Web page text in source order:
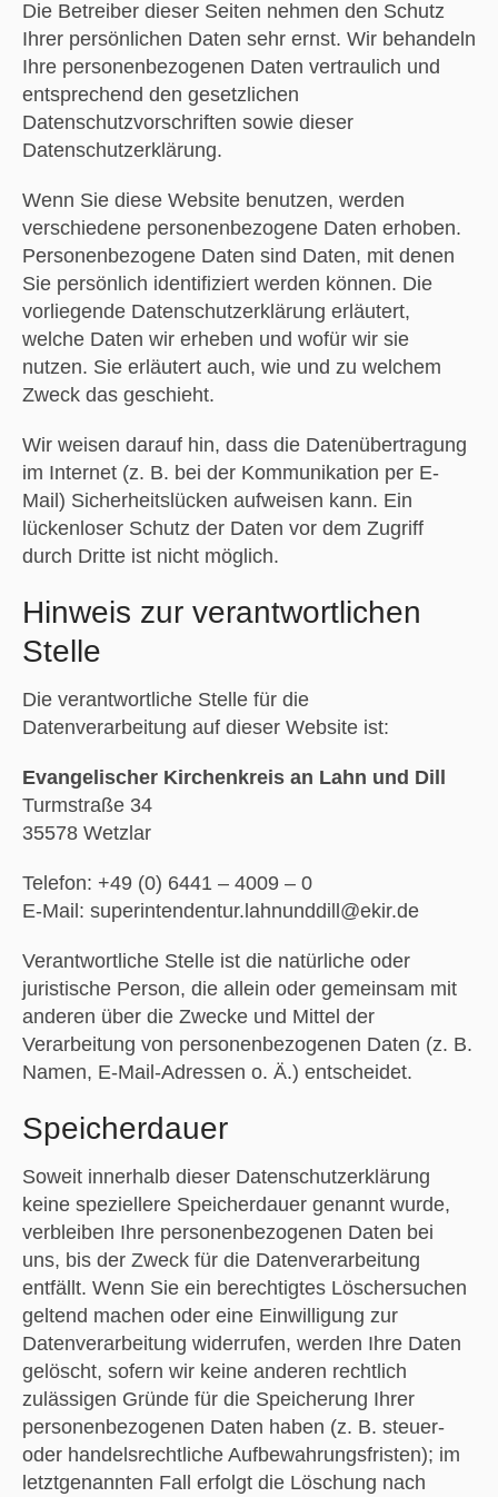
Die Betreiber dieser Seiten nehmen den Schutz
Ihrer persönlichen Daten sehr ernst. Wir behandeln
Ihre personenbezogenen Daten vertraulich und
entsprechend den gesetzlichen
Datenschutzvorschriften sowie dieser
Datenschutzerklärung.
Wenn Sie diese Website benutzen, werden
verschiedene personenbezogene Daten erhoben.
Personenbezogene Daten sind Daten, mit denen
Sie persönlich identifiziert werden können. Die
vorliegende Datenschutzerklärung erläutert,
welche Daten wir erheben und wofür wir sie
nutzen. Sie erläutert auch, wie und zu welchem
Zweck das geschieht.
Wir weisen darauf hin, dass die Datenübertragung
im Internet (z. B. bei der Kommunikation per E-
Mail) Sicherheitslücken aufweisen kann. Ein
lückenloser Schutz der Daten vor dem Zugriff
durch Dritte ist nicht möglich.
Hinweis zur verantwortlichen
Stelle
Die verantwortliche Stelle für die
Datenverarbeitung auf dieser Website ist:
Evangelischer Kirchenkreis an Lahn und Dill
Turmstraße 34
35578 Wetzlar
Telefon: +49 (0) 6441 – 4009 – 0
E-Mail: superintendentur.lahnunddill@ekir.de
Verantwortliche Stelle ist die natürliche oder
juristische Person, die allein oder gemeinsam mit
anderen über die Zwecke und Mittel der
Verarbeitung von personenbezogenen Daten (z. B.
Namen, E-Mail-Adressen o. Ä.) entscheidet.
Speicherdauer
Soweit innerhalb dieser Datenschutzerklärung
keine speziellere Speicherdauer genannt wurde,
verbleiben Ihre personenbezogenen Daten bei
uns, bis der Zweck für die Datenverarbeitung
entfällt. Wenn Sie ein berechtigtes Löschersuchen
geltend machen oder eine Einwilligung zur
Datenverarbeitung widerrufen, werden Ihre Daten
gelöscht, sofern wir keine anderen rechtlich
zulässigen Gründe für die Speicherung Ihrer
personenbezogenen Daten haben (z. B. steuer-
oder handelsrechtliche Aufbewahrungsfristen); im
letztgenannten Fall erfolgt die Löschung nach